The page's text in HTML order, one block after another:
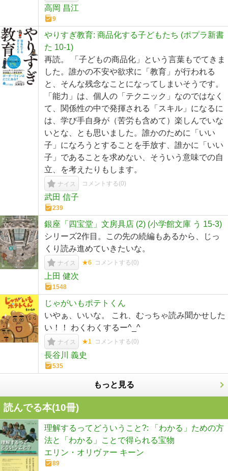
高岡 昌江
9
やりすぎ教育: 商品化する子どもたち (ポプラ新書
た 10-1)
再読。 「子どもの商品化」という言葉もでてきま
した。誰かの不安や欲求に「教育」が行われる
と、そんな残念なことになってしまいそうです。
「能力」は、個人の「テクニック」なのではなく
て、関係性の中で発揮される「スキル」になるに
は、学び手自身が（苦労も含めて）楽しんでいな
いとな、とも思いました。誰かのために「いい
子」になろうとすることを手放す、誰かに「いい
子」であることを求めない、そういう意味での自
立、を考えたりもします。
ナイス コメントする(0)
武田 信子
239
銀座「四宝堂」文房具店 (2) (小学館文庫 う 15-3)
シリーズ2作目。この先の続編もあるから、じっ
くり読み進めていきたいな。
ナイス ★6 コメントする(0)
上田 健次
1548
じゃがいもポテトくん
いやぁ、いいな。 これ、むっちゃ読み聞かせした
い！！ わくわくするー^_^
ナイス ★1 コメントする(0)
長谷川 義史
535
もっと見る
読んでる本(10冊)
理解するってどういうこと?: 「わかる」ための方
法と「わかる」ことで得られる宝物
エリン・オリヴァー キーン
89